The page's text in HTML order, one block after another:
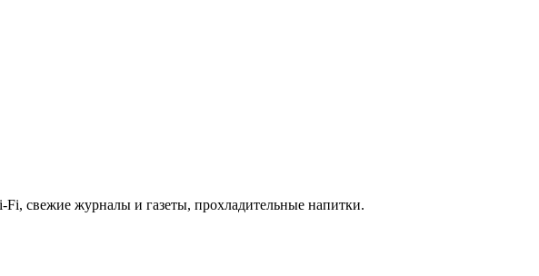
Fi, свежие журналы и газеты, прохладительные напитки.